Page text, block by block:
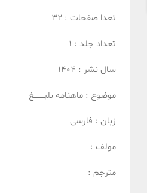
تعدا صفحات : 32
تعداد جلد : 1
سال نشر : 1404
موضوع :ماهنامه بلیــــــــغ
زبان : فارسی
مولف :
مترجم :